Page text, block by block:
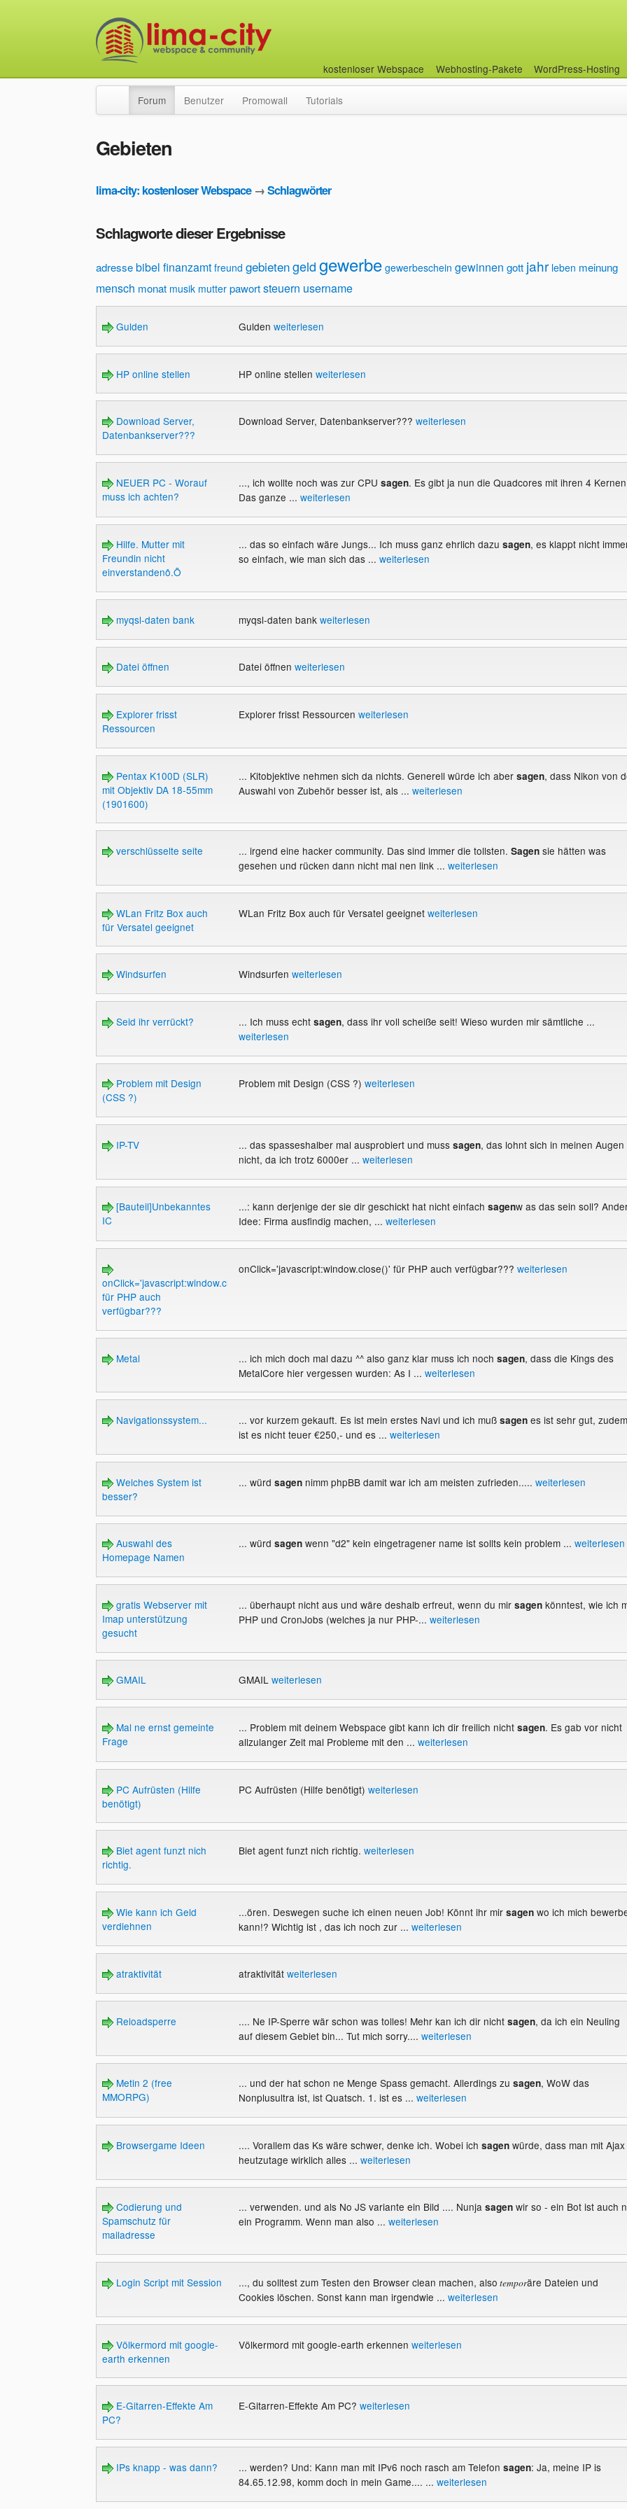
kostenloser Webspace Webhosting-Pakete WordPress-Hosting
Forum Benutzer Promowall Tutorials
Gebieten
lima-city: kostenloser Webspace→Schlagwörter
Schlagworte dieser Ergebnisse
adressebibel finanzamt freund gebietengeldgewerbe gewerbeschein gewinnen gott jahr leben meinung
mensch monat musik mutter pawortsteuern username
Gulden Gulden weiterlesen
HP online stellen HP online stellen weiterlesen
Download Server,
Datenbankserver???
Download Server, Datenbankserver??? weiterlesen
NEUER PC - Worauf
muss ich achten?
..., ich wollte noch was zur CPU sagen. Es gibt ja nun die Quadcores mit ihren 4
Das ganze ... weiterlesen
Hilfe. Mutter mit
Freundin nicht
einverstandenô.Ô
... das so einfach wäre Jungs... Ich muss ganz ehrlich dazu sagen, es klappt nicht
so einfach, wie man sich das ... weiterlesen
myqsl-daten bank myqsl-daten bank weiterlesen
Datei öffnen Datei öffnen weiterlesen
Explorer frisst
Ressourcen
Explorer frisst Ressourcen weiterlesen
Pentax K100D (SLR)
mit Objektiv DA 18-55mm
(1901600)
... Kitobjektive nehmen sich da nichts. Generell würde ich abersagen, dass Nikon von
Auswahl von Zubehör besser ist, als ... weiterlesen
verschlüsselte seite ... irgend eine hacker community. Das sind immer die tollsten. Sagensie hätten was
gesehen und rücken dann nicht mal nen link ... weiterlesen
WLan Fritz Box auch
für Versatel geeignet
WLan Fritz Box auch für Versatel geeignet weiterlesen
Windsurfen Windsurfen weiterlesen
Seid ihr verrückt? ... Ich muss echtsagen, dass ihr voll scheiße seit! Wieso wurden mir sämtliche ...
weiterlesen
Problem mit Design
(CSS ?)
Problem mit Design (CSS ?) weiterlesen
IP-TV ... das spasseshalber mal ausprobiert und musssagen, das lohnt sich in meinen Augen
nicht, da ich trotz 6000er ... weiterlesen
[Bauteil]Unbekanntes
IC
...: kann derjenige der sie dir geschickt hat nicht einfach sagenw as das sein soll?
Idee: Firma ausfindig machen, ... weiterlesen
onClick='javascript:window.close()'
für PHP auch
verfügbar???
onClick='javascript:window.close()' für PHP auch verfügbar??? weiterlesen
Metal ... ich mich doch mal dazu ^^ also ganz klar muss ich noch sagen, dass die Kings des
MetalCore hier vergessen wurden: As I ... weiterlesen
Navigationssystem... ... vor kurzem gekauft. Es ist mein erstes Navi und ich mußsagenes ist sehr gut, zudem
ist es nicht teuer €250,- und es ... weiterlesen
Welches System ist
besser?
... würd sagennimm phpBB damit war ich am meisten zufrieden..... weiterlesen
Auswahl des
Homepage Namen
... würd sagenwenn "d2" kein eingetragener name ist sollts kein problem ... weiterlesen
gratis Webserver mit
Imap unterstützung
gesucht
... überhaupt nicht aus und wäre deshalb erfreut, wenn du mirsagenkönntest, wie ich
PHP und CronJobs (welches ja nur PHP-... weiterlesen
GMAIL GMAIL weiterlesen
Mal ne ernst gemeinte
Frage
... Problem mit deinem Webspace gibt kann ich dir freilich nichtsagen. Es gab vor nicht
allzulanger Zeit mal Probleme mit den ... weiterlesen
PC Aufrüsten (Hilfe
benötigt)
PC Aufrüsten (Hilfe benötigt) weiterlesen
Biet agent funzt nich
richtig.
Biet agent funzt nich richtig. weiterlesen
Wie kann ich Geld
verdiehnen
...ören. Deswegen suche ich einen neuen Job! Könnt ihr mirsagenwo ich mich
kann!? Wichtig ist , das ich noch zur ... weiterlesen
atraktivität atraktivität weiterlesen
Reloadsperre .... Ne IP-Sperre wär schon was tolles! Mehr kan ich dir nichtsagen, da ich ein Neuling
auf diesem Gebiet bin... Tut mich sorry.... weiterlesen
Metin 2 (free
MMORPG)
... und der hat schon ne Menge Spass gemacht. Allerdings zu sagen, WoW das
Nonplusultra ist, ist Quatsch. 1. ist es ... weiterlesen
Browsergame Ideen .... Vorallem das Ks wäre schwer, denke ich. Wobei ich sagenwürde, dass man mit Ajax
heutzutage wirklich alles ... weiterlesen
Codierung und
Spamschutz für
mailadresse
... verwenden. und als No JS variante ein Bild .... Nunjasagenwir so - ein Bot ist auch
ein Programm. Wenn man also ... weiterlesen
Login Script mit Session ..., du solltest zum Testen den Browser clean machen, also temporäre Dateien und
Cookies löschen. Sonst kann man irgendwie ... weiterlesen
Völkermord mit google-
earth erkennen
Völkermord mit google-earth erkennen weiterlesen
E-Gitarren-Effekte Am
PC?
E-Gitarren-Effekte Am PC? weiterlesen
IPs knapp - was dann? ... werden? Und: Kann man mit IPv6 noch rasch am Telefon sagen: Ja, meine IP is
84.65.12.98, komm doch in mein Game.... ... weiterlesen